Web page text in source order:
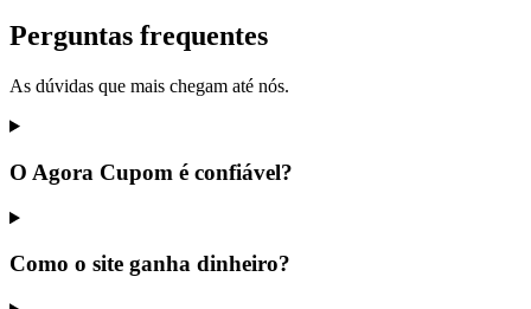
Perguntas frequentes
As dúvidas que mais chegam até nós.
O Agora Cupom é confiável?
Como o site ganha dinheiro?